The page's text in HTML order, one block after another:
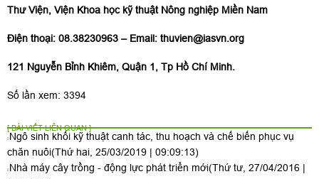
Thư Viện, Viện Khoa học kỹ thuật Nông nghiệp Miền Nam
Điện thoại: 08.38230963 – Email: thuvien@iasvn.org
121 Nguyễn Bỉnh Khiêm, Quận 1, Tp Hồ Chí Minh.
Số lần xem: 3394
[ BÀI VIẾT LIÊN QUAN ]
Ngô sinh khối kỹ thuật canh tác, thu hoạch và chế biến phục vụ
chăn nuôi(Thứ hai, 25/03/2019 | 09:09:13)
Nhà máy cây trồng - động lực phát triển mới(Thứ tư, 27/04/2016 |